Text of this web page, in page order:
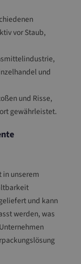
vor Staub,
und
und Risse,
gewährleistet.
unserem
und kann
werden, was